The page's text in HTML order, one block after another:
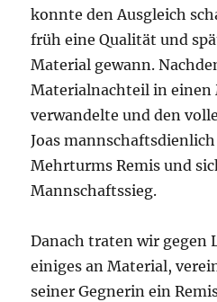
konnte den Ausgleich
früh eine Qualität und
Material gewann.
Materialnachteil in
verwandelte und den
Joas
Mehrturms Remis und
Mannschaftssieg.
Danach traten wir gegen
einiges an Material,
seiner Gegnerin ein